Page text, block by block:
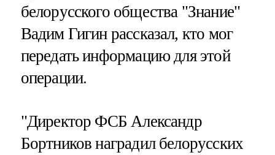
белорусского общества "Знание"
Вадим Гигин рассказал, кто мог
передать информацию для этой
операции.
"Директор ФСБ Александр
Бортников наградил белорусских